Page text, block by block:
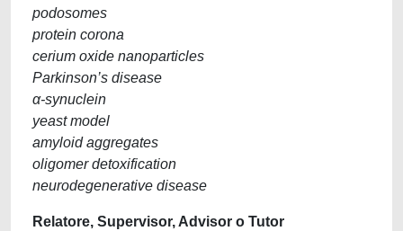
podosomes
protein corona
cerium oxide nanoparticles
Parkinson’s disease
α-synuclein
yeast model
amyloid aggregates
oligomer detoxification
neurodegenerative disease
Relatore, Supervisor, Advisor o Tutor